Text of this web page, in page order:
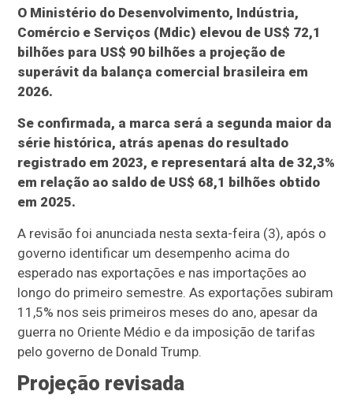
O Ministério do Desenvolvimento, Indústria,
Comércio e Serviços (Mdic) elevou de US$ 72,1
bilhões para US$ 90 bilhões a projeção de
superávit da balança comercial brasileira em
2026.
Se confirmada, a marca será a segunda maior da
série histórica, atrás apenas do resultado
registrado em 2023, e representará alta de 32,3%
em relação ao saldo de US$ 68,1 bilhões obtido
em 2025.
A revisão foi anunciada nesta sexta-feira (3), após o
governo identificar um desempenho acima do
esperado nas exportações e nas importações ao
longo do primeiro semestre. As exportações subiram
11,5% nos seis primeiros meses do ano, apesar da
guerra no Oriente Médio e da imposição de tarifas
pelo governo de Donald Trump.
Projeção revisada